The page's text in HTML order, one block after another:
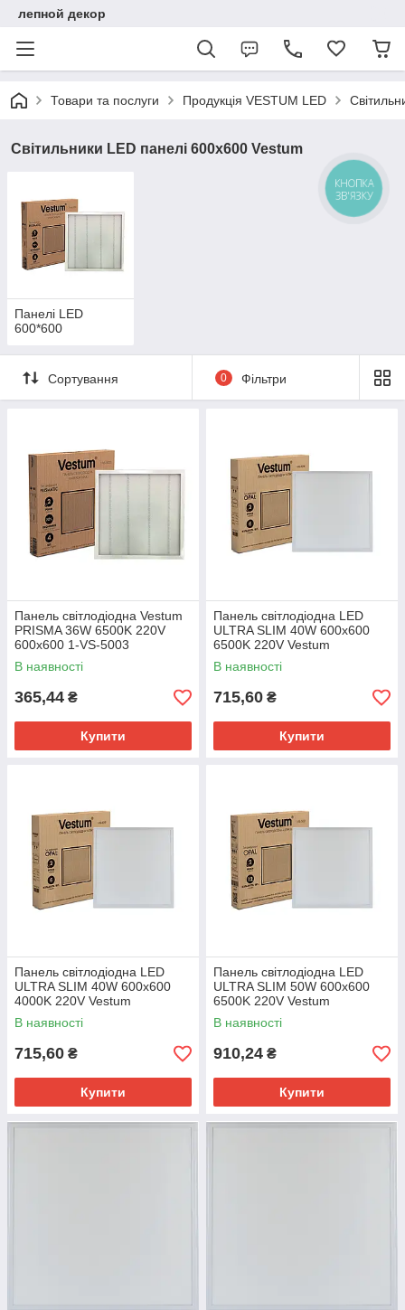
лепной декор
Товари та послуги Продукція VESTUM LED
Світильники LED панелі 600х600 Vestum
Панелі LED
600*600
Сортування 0 Фільтри
Панель світлодіодна Vestum
PRISMA 36W 6500K 220V
600x600 1-VS-5003
В наявності
365,44 ₴
Купити
Панель свiтлодiодна LED
ULTRA SLIM 40W 600x600
6500K 220V Vestum
В наявності
715,60 ₴
Купити
Панель свiтлодiодна LED
ULTRA SLIM 40W 600x600
4000K 220V Vestum
В наявності
715,60 ₴
Купити
Панель свiтлодiодна LED
ULTRA SLIM 50W 600x600
6500K 220V Vestum
В наявності
910,24 ₴
Купити
КНОПКА
ЗВ'ЯЗКУ